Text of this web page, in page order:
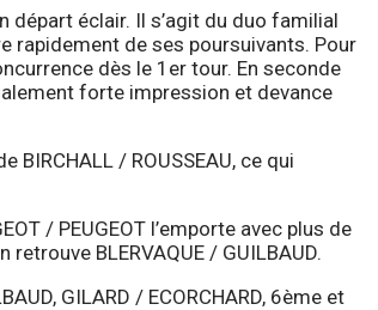
départ éclair. Il s’agit du duo familial
rapidement de ses poursuivants. Pour
dès le 1er tour. En seconde
forte impression et devance
/ ROUSSEAU, ce qui
/ PEUGEOT l’emporte avec plus de
BLERVAQUE / GUILBAUD.
GILARD / ECORCHARD, 6ème et